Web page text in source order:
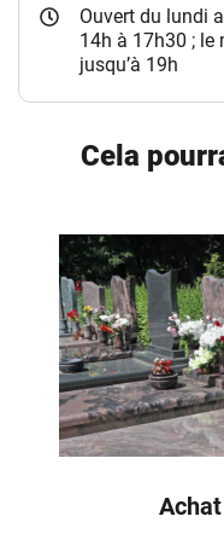
Ouvert du lundi
14h à 17h30 ; le
jusqu’à 19h
Cela